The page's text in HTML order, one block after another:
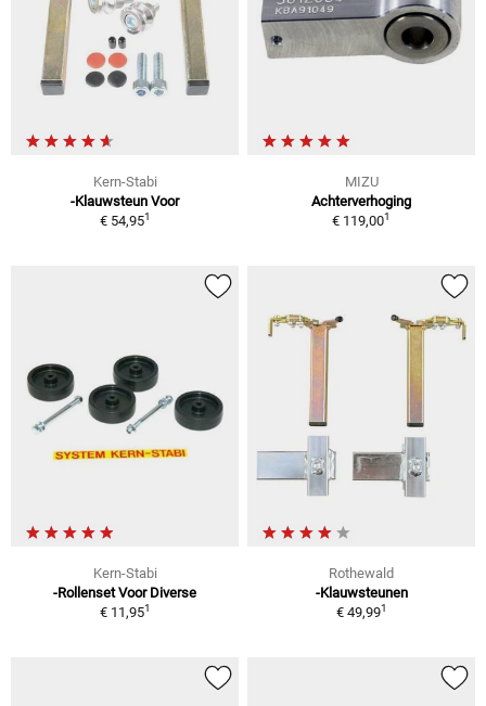
Kern-Stabi
-Klauwsteun Voor
€ 54,951
MIZU
Achterverhoging
€ 119,001
Kern-Stabi
-Rollenset Voor Diverse
€ 11,951
Rothewald
-Klauwsteunen
€ 49,991